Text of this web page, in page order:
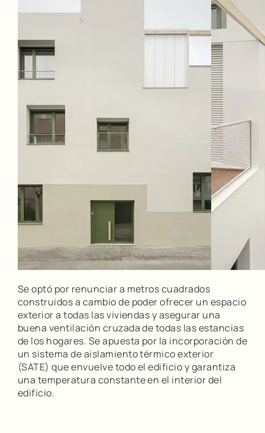
Se optó por renunciar a metros cuadrados
construidos a cambio de poder ofrecer un espacio
exterior a todas las viviendas y asegurar una
buena ventilación cruzada de todas las estancias
de los hogares. Se apuesta por la incorporación de
un sistema de aislamiento térmico exterior
(SATE) que envuelve todo el edificio y garantiza
una temperatura constante en el interior del
edificio.